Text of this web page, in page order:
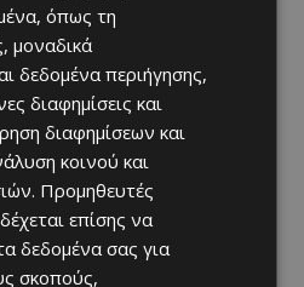
πρωτίστως μία καλά
ομάδα – Μπορεί να δώσει
ο Όζμπολτ»
- 07/08/2026
όπως τη
μοναδικά
δεδομένα περιήγησης,
διαφημίσεις και
διαφημίσεων και
κοινού και
Προμηθευτές
επίσης να
δεδομένα σας για
σκοπούς,